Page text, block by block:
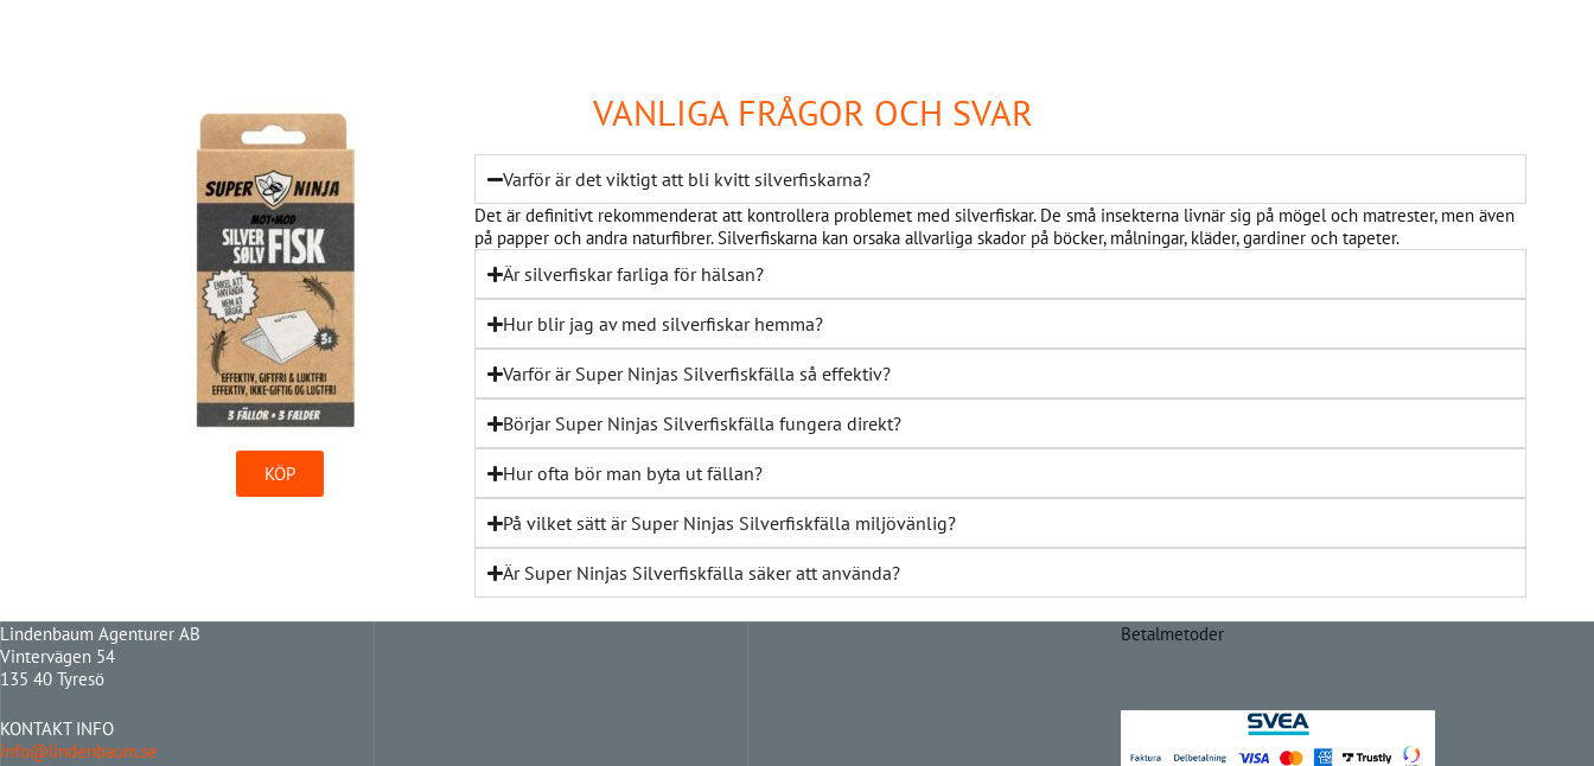
KÖP
VANLIGA FRÅGOR OCH SVAR
Varför är det viktigt att bli kvitt silverfiskarna?
Det är definitivt rekommenderat att kontrollera problemet med silverfiskar. De små insekterna livnär sig på mögel och matrester, men även
på papper och andra naturfibrer. Silverfiskarna kan orsaka allvarliga skador på böcker, målningar, kläder, gardiner och tapeter.
Är silverfiskar farliga för hälsan?
Hur blir jag av med silverfiskar hemma?
Varför är Super Ninjas Silverfiskfälla så effektiv?
Börjar Super Ninjas Silverfiskfälla fungera direkt?
Hur ofta bör man byta ut fällan?
På vilket sätt är Super Ninjas Silverfiskfälla miljövänlig?
Är Super Ninjas Silverfiskfälla säker att använda?
Lindenbaum Agenturer AB
Vintervägen 54
135 40 Tyresö
KONTAKT INFO
info@lindenbaum.se
Betalmetoder